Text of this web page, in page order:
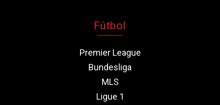
Fútbol
Premier League
Bundesliga
MLS
Ligue 1